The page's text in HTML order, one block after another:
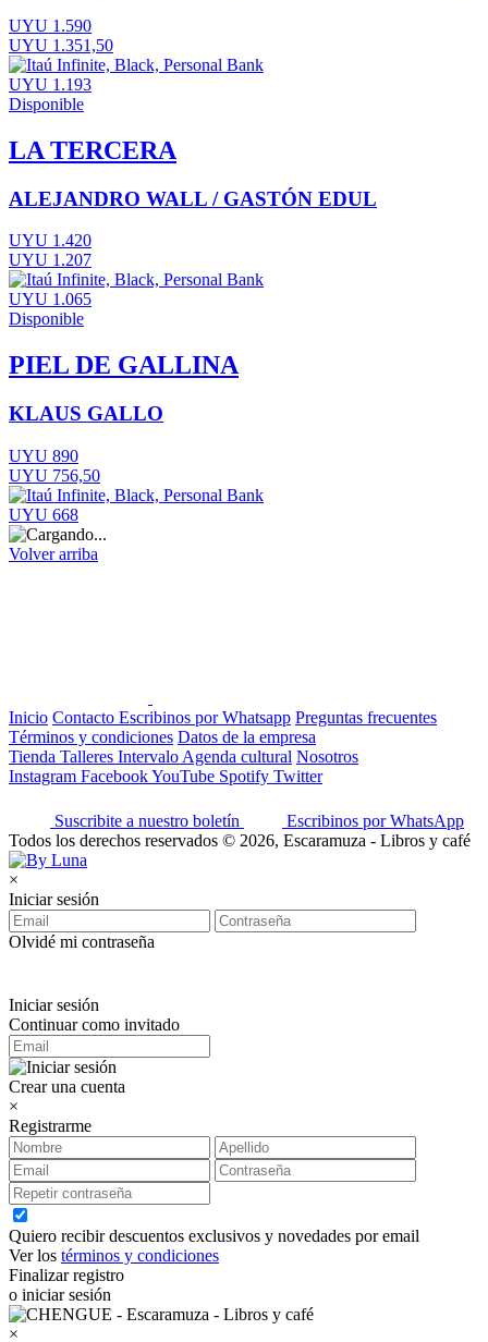
UYU 1.590
UYU 1.351,50
UYU 1.193
Disponible
LA TERCERA
ALEJANDRO WALL / GASTÓN EDUL
UYU 1.420
UYU 1.207
UYU 1.065
Disponible
PIEL DE GALLINA
KLAUS GALLO
UYU 890
UYU 756,50
UYU 668
Volver arriba
Inicio Contacto Escribinos por Whatsapp Preguntas frecuentes
Términos y condiciones Datos de la empresa
Tienda Talleres Intervalo Agenda cultural Nosotros
Instagram FacebookYouTube Spotify Twitter
Suscribite a nuestro boletín
Escribinos por WhatsApp
Todos los derechos reservados © 2026, Escaramuza - Libros y café
×
Iniciar sesión
Olvidé mi contraseña
Iniciar sesión
Continuar como invitado
Crear una cuenta
×
Registrarme
Quiero recibir descuentos exclusivos y novedades por email
Ver los términos y condiciones
Finalizar registro
o iniciar sesión
×